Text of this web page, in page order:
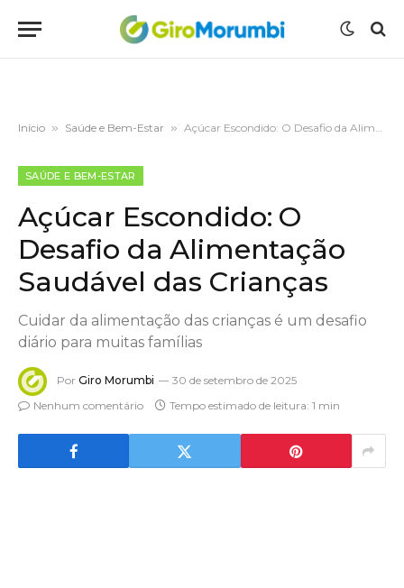
Início » Saúde e Bem-Estar » Açúcar Escondido: O Desafio da Alimentação Saudável das Crianças
SAÚDE E BEM-ESTAR
Açúcar Escondido: O
Desafio da Alimentação
Saudável das Crianças
Cuidar da alimentação das crianças é um desafio
diário para muitas famílias
Por Giro Morumbi
30 de setembro de 2025
Nenhum comentário
Tempo estimado de leitura: 1 min